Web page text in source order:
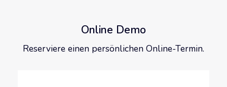
Online Demo
Reserviere einen persönlichen Online-Termin.